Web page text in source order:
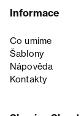
Informace
Co umíme
Šablony
Nápověda
Kontakty